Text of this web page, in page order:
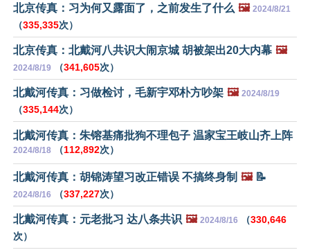
北京传真：习为何又露面了，之前发生了什么 🖼️ 2024/8/21
（335,335次）
北京传真：北戴河八共识大闹京城 胡被架出20大内幕 🖼️
2024/8/19 （341,605次）
北戴河传真：习做检讨，毛新宇邓朴方吵架 🖼️ 2024/8/19
（335,144次）
北戴河传真：朱镕基痛批狗不理包子 温家宝王岐山齐上阵
2024/8/18 （112,892次）
北戴河传真：胡锦涛望习改正错误 不搞终身制 🖼️📝
2024/8/16 （337,227次）
北戴河传真：元老批习 达八条共识 🖼️ 2024/8/16 （330,646
次）